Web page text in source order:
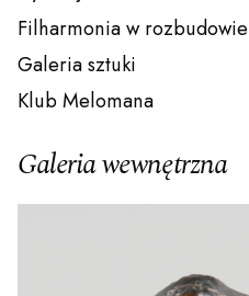
Filharmonia w rozbudowie
Galeria sztuki
Klub Melomana
Galeria wewnętrzna